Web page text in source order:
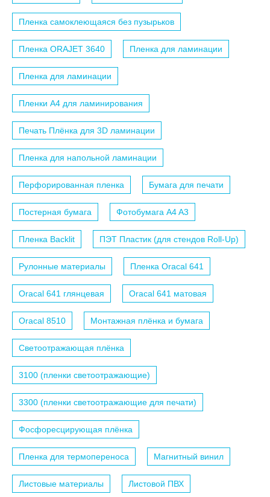
Пленка самоклеющаяся без пузырьков
Пленка ORAJET 3640 Пленка для ламинации
Пленка для ламинации
Пленки A4 для ламинирования
Печать Плёнка для 3D ламинации
Пленка для напольной ламинации
Перфорированная пленка Бумага для печати
Постерная бумага Фотобумага A4 A3
Пленка Backlit ПЭТ Пластик (для стендов Roll-Up)
Рулонные материалы Пленка Oracal 641
Oracal 641 глянцевая Oracal 641 матовая
Oracal 8510 Монтажная плёнка и бумага
Светоотражающая плёнка
3100 (пленки светоотражающие)
3300 (пленки светоотражающие для печати)
Фосфоресцирующая плёнка
Пленка для термопереноса Магнитный винил
Листовые материалы Листовой ПВХ